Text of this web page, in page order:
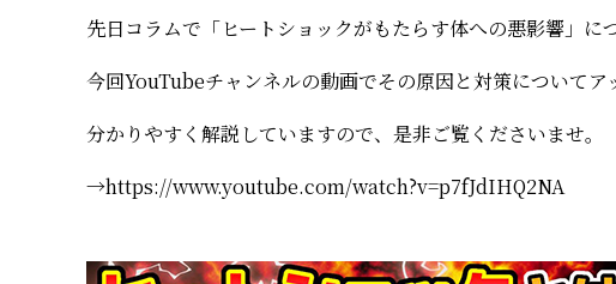
先日コラムで「ヒートショックがもたらす体への悪影響」に
今回YouTubeチャンネルの動画でその原因と対策についてア
分かりやすく解説していますので、是非ご覧くださいませ。
→https://www.youtube.com/watch?v=p7fJdIHQ2NA